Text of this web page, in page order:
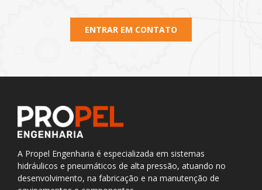
ENTRAR EM CONTATO
A Propel Engenharia é especializada em sistemas
hidráulicos e pneumáticos de alta pressão, atuando no
desenvolvimento, na fabricação e na manutenção de